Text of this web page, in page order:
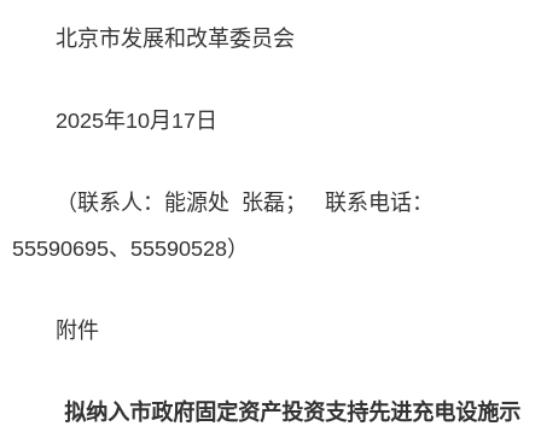
北京市发展和改革委员会
2025年10月17日
（联系人：能源处 张磊； 联系电话：
55590695、55590528）
附件
拟纳入市政府固定资产投资支持先进充电设施示